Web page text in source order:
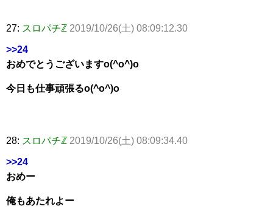
27: スロパチℤ 2019/10/26(土) 08:09:12.30
>>24
おめでとうございますo(^o^)o
今日も仕事頑張るo(^o^)o
28: スロパチℤ 2019/10/26(土) 08:09:34.40
>>24
おめー
俺もあたれよー